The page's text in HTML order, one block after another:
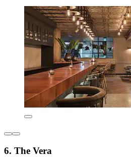
6. The Vera